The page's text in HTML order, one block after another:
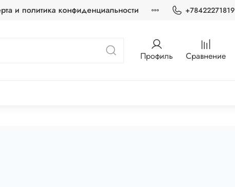
и политика конфиденциальности +78422271819
Профиль Сравнение